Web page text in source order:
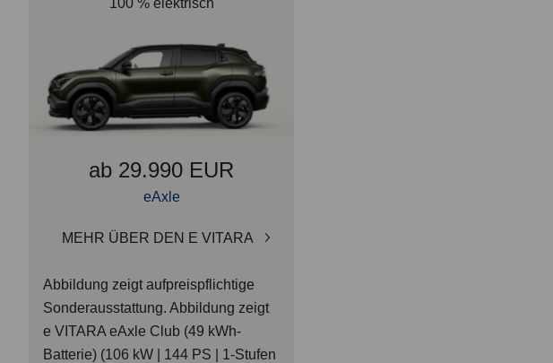
100 % elektrisch
ab 29.990 EUR
eAxle
MEHR ÜBER DEN E VITARA
Abbildung zeigt aufpreispflichtige
Sonderausstattung. Abbildung zeigt
e VITARA eAxle Club (49 kWh-
Batterie) (106 kW | 144 PS | 1-Stufen